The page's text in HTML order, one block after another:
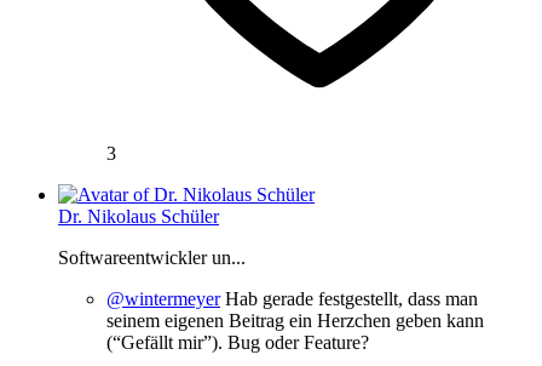
3
Dr. Nikolaus Schüler
Softwareentwickler un...
@wintermeyerHab gerade festgestellt, dass man
seinem eigenen Beitrag ein Herzchen geben kann
(“Gefällt mir”). Bug oder Feature?